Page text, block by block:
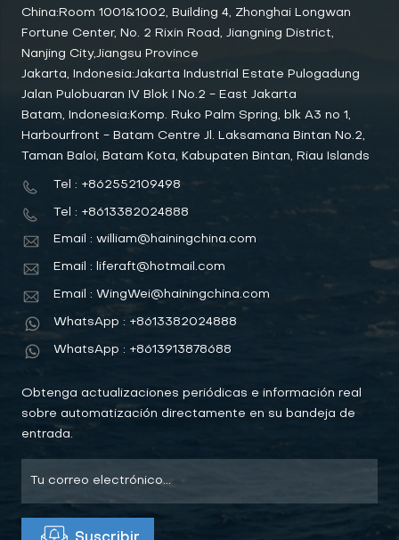
China:Room 1001&1002, Building 4, Zhonghai Longwan
Fortune Center, No. 2 Rixin Road, Jiangning District,
Nanjing City,Jiangsu Province
Jakarta, Indonesia:Jakarta Industrial Estate Pulogadung
Jalan Pulobuaran IV Blok I No.2 - East Jakarta
Batam, Indonesia:Komp. Ruko Palm Spring, blk A3 no 1,
Harbourfront - Batam Centre Jl. Laksamana Bintan No.2,
Taman Baloi, Batam Kota, Kabupaten Bintan, Riau Islands
Tel : +862552109498
Tel : +8613382024888
Email : william@hainingchina.com
Email : liferaft@hotmail.com
Email : WingWei@hainingchina.com
WhatsApp : +8613382024888
WhatsApp : +8613913878688
Obtenga actualizaciones periódicas e información real
sobre automatización directamente en su bandeja de
entrada.